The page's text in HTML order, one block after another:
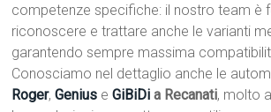
competenze specifiche: il nostro team è
riconoscere e trattare anche le varianti
garantendo sempre massima
Conosciamo nel dettaglio anche le
Roger,Genius eGiBiDi a Recanati, molto